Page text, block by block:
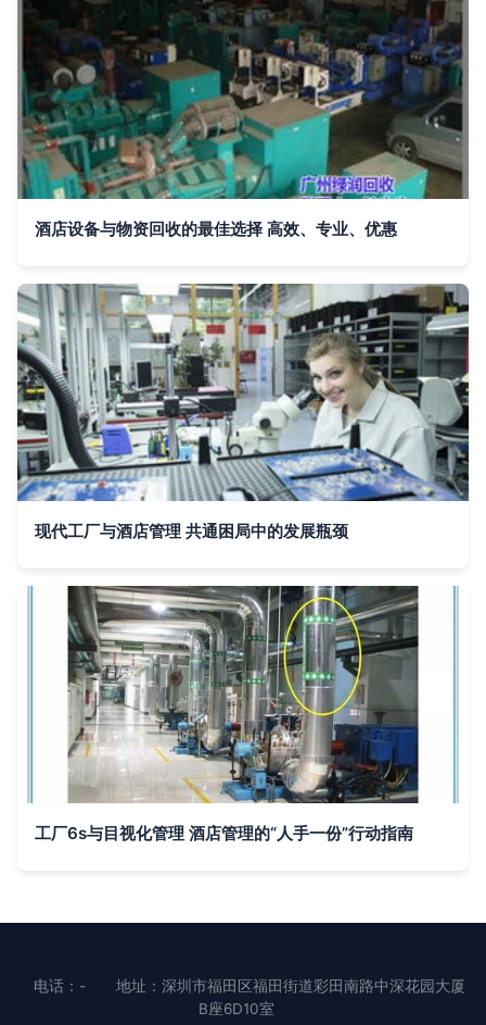
酒店设备与物资回收的最佳选择 高效、专业、优惠
现代工厂与酒店管理 共通困局中的发展瓶颈
工厂6s与目视化管理 酒店管理的“人手一份”行动指南
电话：-
地址：深圳市福田区福田街道彩田南路中深花园大厦
B座6D10室